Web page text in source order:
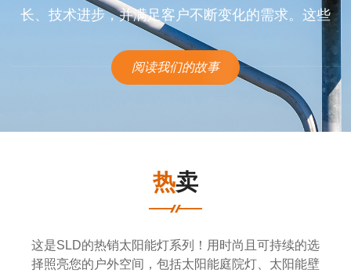
长、技术进步，并满足客户不断变化的需求。这些
经验帮助我们公司深入了解市场并建立了强大的影
响力。
阅读我们的故事
热卖
这是SLD的热销太阳能灯系列！用时尚且可持续的选
择照亮您的户外空间，包括太阳能庭院灯、太阳能壁